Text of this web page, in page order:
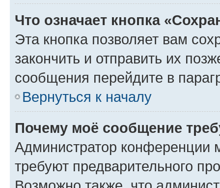
Что означает кнопка
Эта кнопка позволяет вам
закончить и отправить их
сообщения перейдите в
Вернуться к началу
Почему моё сообщение
Администратор конференции
требуют предварительного